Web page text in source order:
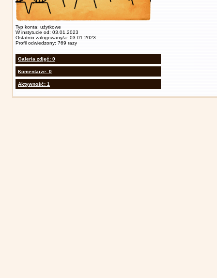
Typ konta: użytkowe
W instytucie od: 03.01.2023
Ostatnio zalogowany/a: 03.01.2023
Profil odwiedzony: 769 razy
Galeria zdjęć: 0
Komentarze: 0
Aktywność: 1